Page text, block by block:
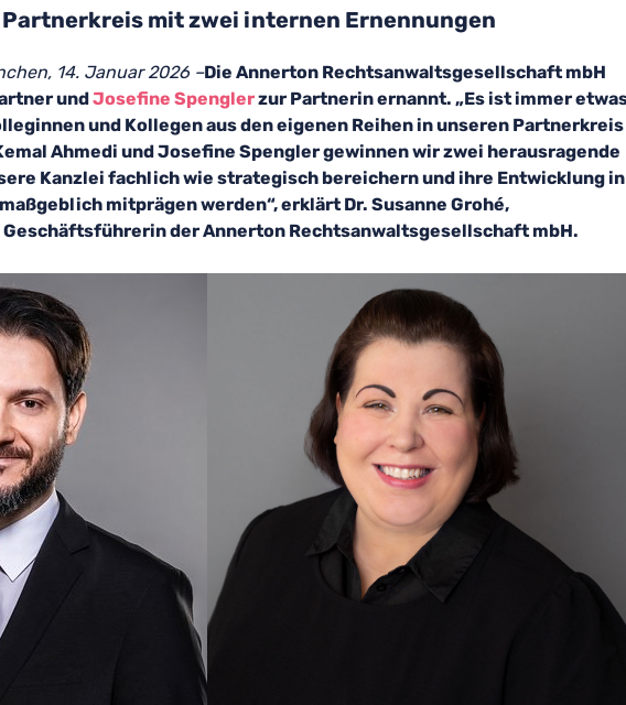
mit zwei internen Ernennungen
14. Januar 2026 –Die Annerton Rechtsanwaltsgesellschaft mbH
undJosefine Spenglerzur Partnerin ernannt. „Es ist immer
und Kollegen aus den eigenen Reihen in unseren Partnerkreis
Ahmedi und Josefine Spengler gewinnen wir zwei herausragende
Kanzlei fachlich wie strategisch bereichern und ihre Entwicklung in
mitprägen werden“, erklärt Dr. Susanne Grohé,
der Annerton Rechtsanwaltsgesellschaft mbH.